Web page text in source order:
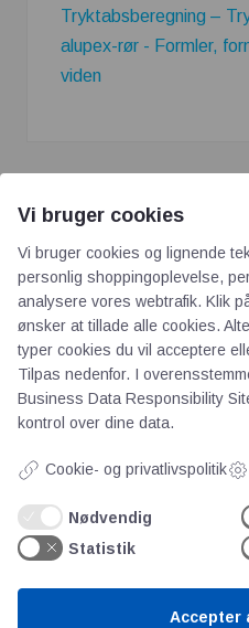
Tryktabsberegning –
alupex-rør - Formler,
viden
AOT
Om os
Priser
Persondata
Videncentre
Teknologisk Institut
Vi bruger cookies
Vi bruger cookies og lignende
personlig shoppingoplevelse,
analysere vores webtrafik. Klik
ønsker at tillade alle cookies.
typer cookies du vil acceptere
Tilpas nedenfor. I
Business Data Responsibility
kontrol over dine data.
Cookie- og privatlivspolitik
Nødvendig
Statistik
Accepter